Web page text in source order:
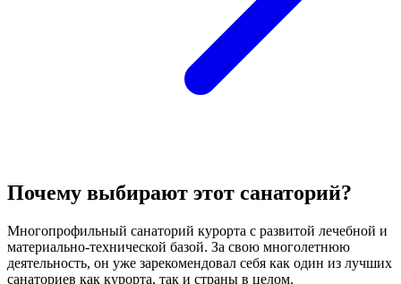
Почему выбирают этот санаторий?
Многопрофильный санаторий курорта с развитой лечебной и
материально-технической базой. За свою многолетнюю
деятельность, он уже зарекомендовал себя как один из лучших
санаториев как курорта, так и страны в целом.